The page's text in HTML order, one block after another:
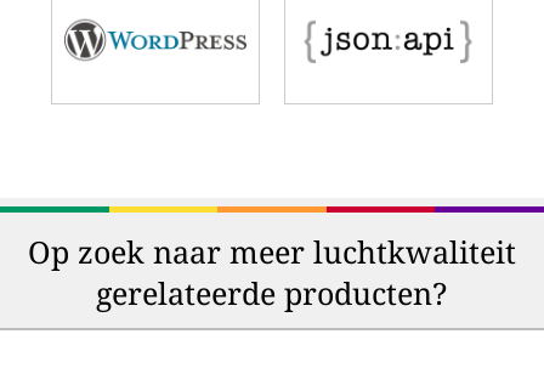
Op zoek naar meer luchtkwaliteit
gerelateerde producten?